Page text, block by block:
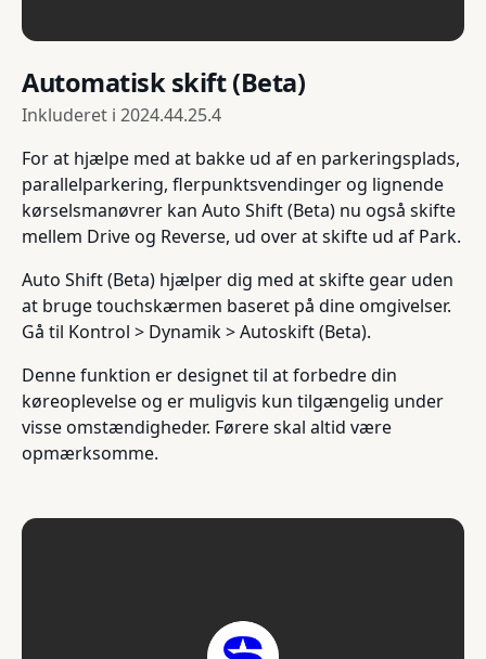
Automatisk skift (Beta)
Inkluderet i 2024.44.25.4
For at hjælpe med at bakke ud af en parkeringsplads,
parallelparkering, flerpunktsvendinger og lignende
kørselsmanøvrer kan Auto Shift (Beta) nu også skifte
mellem Drive og Reverse, ud over at skifte ud af Park.
Auto Shift (Beta) hjælper dig med at skifte gear uden
at bruge touchskærmen baseret på dine omgivelser.
Gå til Kontrol > Dynamik > Autoskift (Beta).
Denne funktion er designet til at forbedre din
køreoplevelse og er muligvis kun tilgængelig under
visse omstændigheder. Førere skal altid være
opmærksomme.